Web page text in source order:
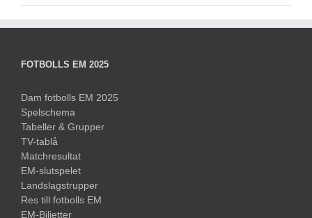
FOTBOLLS EM 2025
Dam fotbolls EM 2025
Spelschema
Tabeller & Grupper
TV-tablå
Matchresultat
EM-slutspelet
Landslagstrupper
Res till fotbolls EM
EM-Biljetter